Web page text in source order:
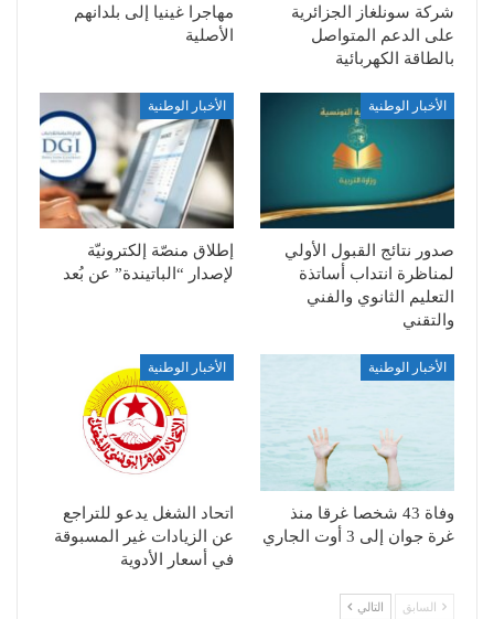
شركة سونلغاز الجزائرية
على الدعم المتواصل
بالطاقة الكهربائية
مهاجرا غينيا إلى بلدانهم
الأصلية
الأخبار الوطنية
صدور نتائج القبول الأولي
لمناظرة انتداب أساتذة
التعليم الثانوي والفني
والتقني
الأخبار الوطنية
إطلاق منصّة إلكترونيّة
لإصدار “الباتيندة” عن بُعد
الأخبار الوطنية
وفاة 43 شخصا غرقا منذ
غرة جوان إلى 3 أوت الجاري
الأخبار الوطنية
اتحاد الشغل يدعو للتراجع
عن الزيادات غير المسبوقة
في أسعار الأدوية
السابق التالي